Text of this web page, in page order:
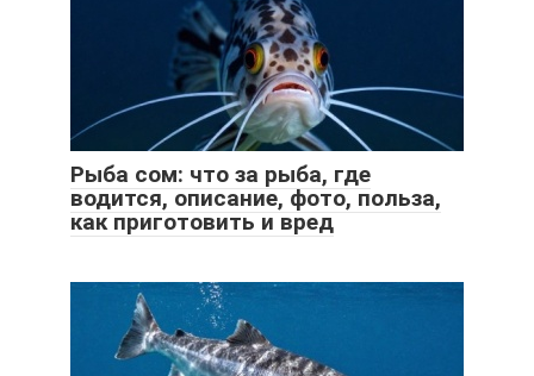
Рыба сом: что за рыба, где
водится, описание, фото, польза,
как приготовить и вред